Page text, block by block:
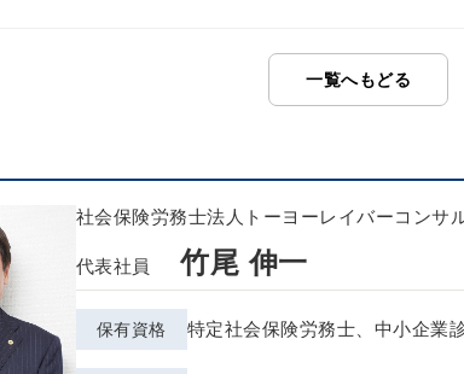
一覧へもどる
社会保険労務士法人トーヨーレイバーコンサ
代表社員 竹尾 伸一
保有資格 特定社会保険労務士、中小企業